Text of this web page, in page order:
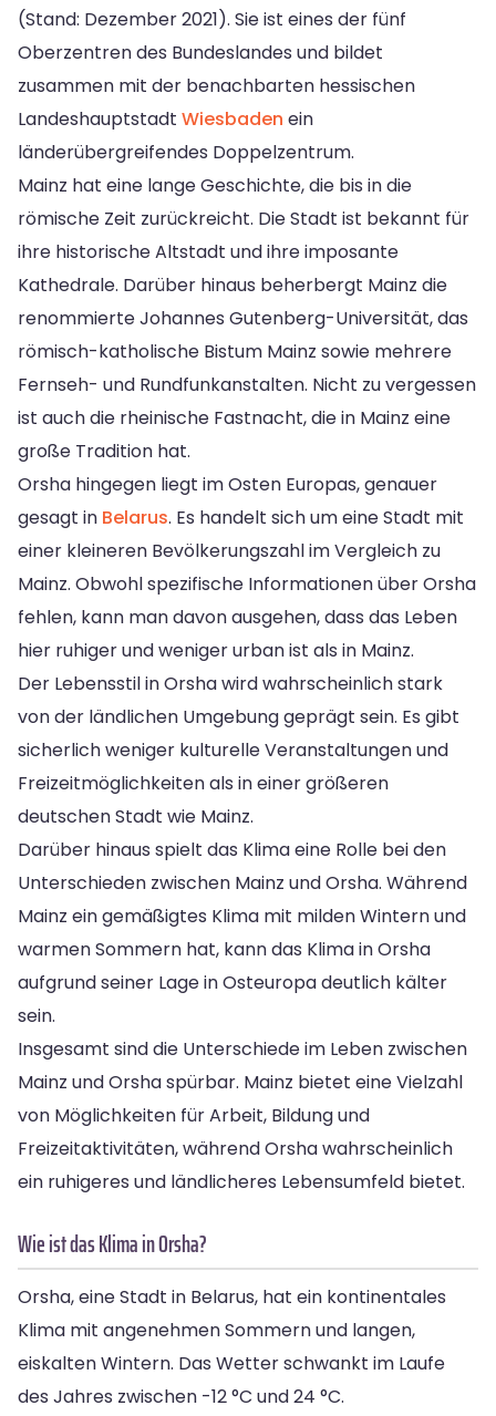
(Stand: Dezember 2021). Sie ist eines der fünf
Oberzentren des Bundeslandes und bildet
zusammen mit der benachbarten hessischen
Landeshauptstadt Wiesbaden ein
länderübergreifendes Doppelzentrum.
Mainz hat eine lange Geschichte, die bis in die
römische Zeit zurückreicht. Die Stadt ist bekannt für
ihre historische Altstadt und ihre imposante
Kathedrale. Darüber hinaus beherbergt Mainz die
renommierte Johannes Gutenberg-Universität, das
römisch-katholische Bistum Mainz sowie mehrere
Fernseh- und Rundfunkanstalten. Nicht zu vergessen
ist auch die rheinische Fastnacht, die in Mainz eine
große Tradition hat.
Orsha hingegen liegt im Osten Europas, genauer
gesagt in Belarus. Es handelt sich um eine Stadt mit
einer kleineren Bevölkerungszahl im Vergleich zu
Mainz. Obwohl spezifische Informationen über Orsha
fehlen, kann man davon ausgehen, dass das Leben
hier ruhiger und weniger urban ist als in Mainz.
Der Lebensstil in Orsha wird wahrscheinlich stark
von der ländlichen Umgebung geprägt sein. Es gibt
sicherlich weniger kulturelle Veranstaltungen und
Freizeitmöglichkeiten als in einer größeren
deutschen Stadt wie Mainz.
Darüber hinaus spielt das Klima eine Rolle bei den
Unterschieden zwischen Mainz und Orsha. Während
Mainz ein gemäßigtes Klima mit milden Wintern und
warmen Sommern hat, kann das Klima in Orsha
aufgrund seiner Lage in Osteuropa deutlich kälter
sein.
Insgesamt sind die Unterschiede im Leben zwischen
Mainz und Orsha spürbar. Mainz bietet eine Vielzahl
von Möglichkeiten für Arbeit, Bildung und
Freizeitaktivitäten, während Orsha wahrscheinlich
ein ruhigeres und ländlicheres Lebensumfeld bietet.
Wie ist das Klima in Orsha?
Orsha, eine Stadt in Belarus, hat ein kontinentales
Klima mit angenehmen Sommern und langen,
eiskalten Wintern. Das Wetter schwankt im Laufe
des Jahres zwischen -12 °C und 24 °C.